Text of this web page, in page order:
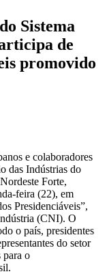
Sistema
de
promovido
e colaboradores
das Indústrias do
Forte,
feira (22), em
Presidenciáveis”,
(CNI). O
o país, presidentes
do setor
para o